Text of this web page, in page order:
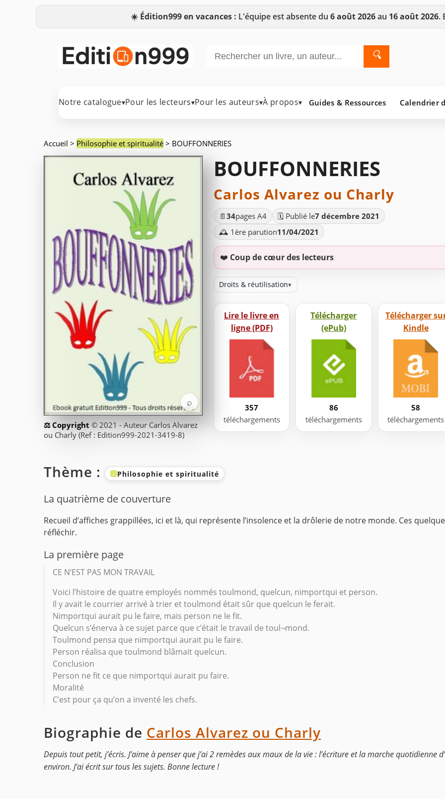
☀️ Édition999 en vacances : L'équipe est absente du 6 août 2026au 16 août 2026.
🔍
Notre catalogue▾Pour les lecteurs▾Pour les auteurs▾À propos▾ Guides & Ressources Calendrier
Accueil > Philosophie et spiritualité > BOUFFONNERIES
⌕
© 2021 - Auteur Carlos Alvarez
ou Charly (Ref : Edition999-2021-3419-8)
BOUFFONNERIES
Carlos Alvarez ou Charly
📄 34pages A4 🗓️ Publié le7 décembre 2021
🕰️ 1ère parution11/04/2021
❤️ Coup de cœur des lecteurs
Droits & réutilisation▾
Lire le livre en
ligne (PDF)
357
téléchargements
Télécharger
(ePub)
86
téléchargements
Télécharger
Kindle
58
téléchargements
Thème : Philosophie et spiritualité
La quatrième de couverture
Recueil d’affiches grappillées, ici et là, qui représente l’insolence et la drôlerie de notre monde. Ces
réfléchir.
La première page
CE N’EST PAS MON TRAVAIL
Voici l’histoire de quatre employés nommés toulmond, quelcun, nimportqui et person.
Il y avait le courrier arrivé à trier et toulmond était sûr que quelcun le ferait.
Nimportqui aurait pu le faire, mais person ne le fit.
Quelcun s’énerva à ce sujet parce que c’était le travail de toul¬mond.
Toulmond pensa que nimportqui aurait pu le faire.
Person réalisa que toulmond blâmait quelcun.
Conclusion
Person ne fit ce que nimportqui aurait pu faire.
Moralité
C’est pour ça qu’on a inventé les chefs.
Biographie de Carlos Alvarez ou Charly
Depuis tout petit, j’écris. J’aime à penser que j’ai 2 remèdes aux maux de la vie : l’écriture et la marche quotidienne
environ. J’ai écrit sur tous les sujets. Bonne lecture !